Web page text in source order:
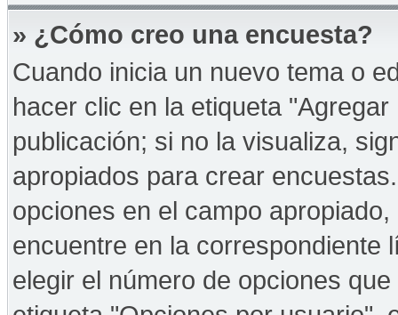
» ¿Cómo creo una encuesta?
Cuando inicia un nuevo tema o
hacer clic en la etiqueta
publicación; si no la visualiza,
apropiados para crear
opciones en el campo
encuentre en la correspondiente
elegir el número de opciones